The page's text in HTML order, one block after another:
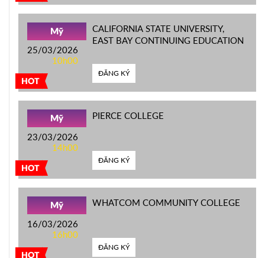
HOT
Mỹ
25/03/2026
10h00
CALIFORNIA STATE UNIVERSITY,
EAST BAY CONTINUING EDUCATION
ĐĂNG KÝ
HOT
Mỹ
23/03/2026
14h00
PIERCE COLLEGE
ĐĂNG KÝ
HOT
Mỹ
16/03/2026
16h00
WHATCOM COMMUNITY COLLEGE
ĐĂNG KÝ